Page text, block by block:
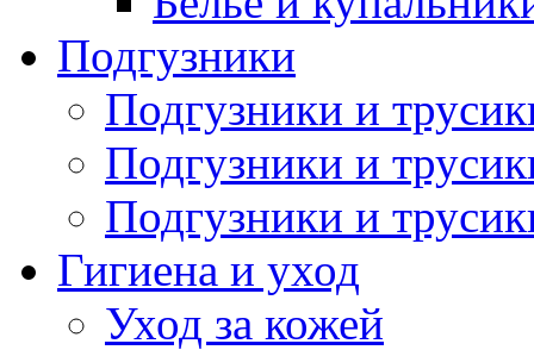
Подгузники
Подгузники и
Подгузники и
Подгузники и
Гигиена и уход
Уход за кожей